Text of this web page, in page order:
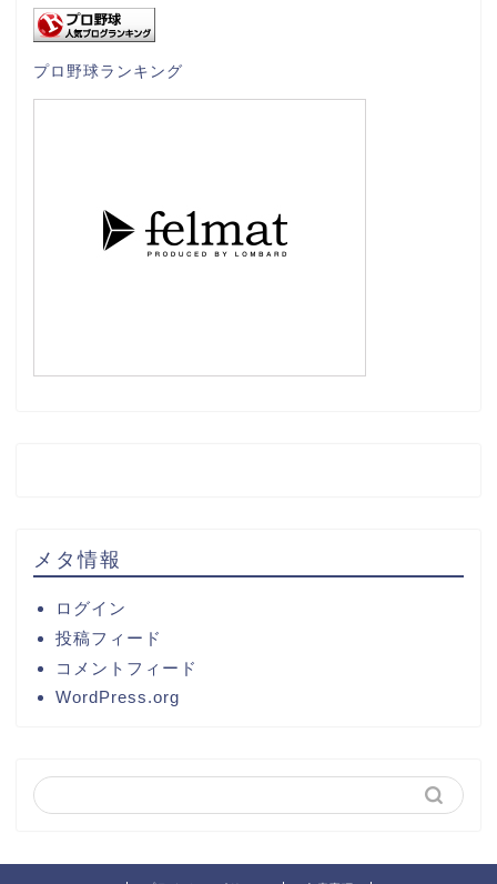
プロ野球ランキング
メタ情報
ログイン
投稿フィード
コメントフィード
WordPress.org